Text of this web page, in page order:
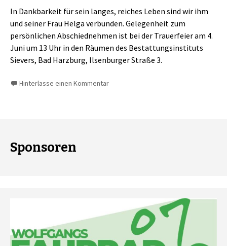
In Dankbarkeit für sein langes, reiches Leben sind wir ihm
und seiner Frau Helga verbunden. Gelegenheit zum
persönlichen Abschiednehmen ist bei der Trauerfeier am 4.
Juni um 13 Uhr in den Räumen des Bestattungsinstituts
Sievers, Bad Harzburg, Ilsenburger Straße 3.
Hinterlasse einen Kommentar
Sponsoren